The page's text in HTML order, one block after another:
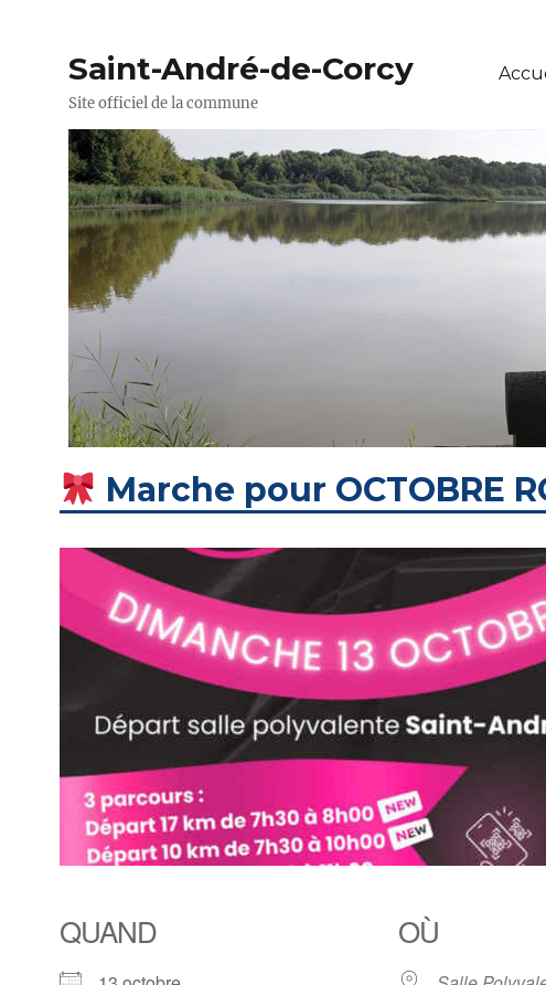
Saint-André-de-Corcy
Site officiel de la commune
Marche pour OCTOBRE
QUAND OÙ